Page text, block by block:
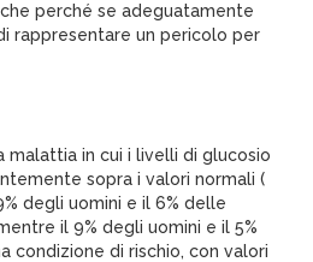
perché se adeguatamente
rappresentare un pericolo per
malattia in cui i livelli di glucosio
sopra i valori normali (
degli uomini e il 6% delle
il 9% degli uomini e il 5%
condizione di rischio, con valori